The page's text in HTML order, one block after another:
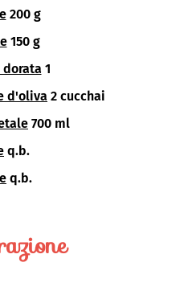
200 g
150 g
1
d'oliva 2 cucchai
700 ml
q.b.
q.b.